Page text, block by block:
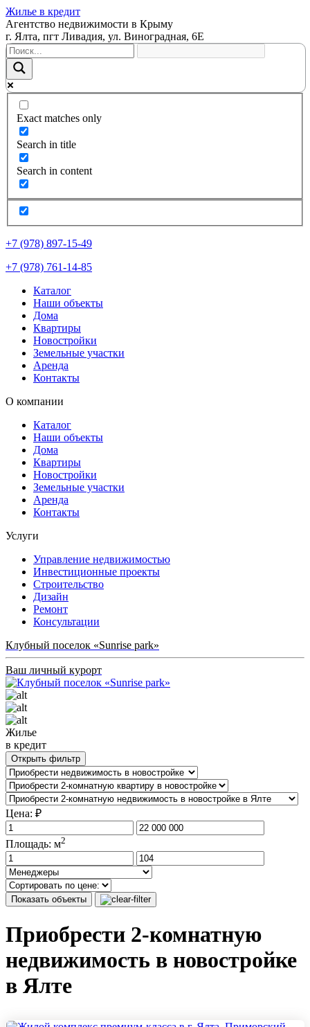
Жилье в кредит
Агентство недвижимости в Крыму
г. Ялта, пгт Ливадия, ул. Виноградная, 6Е
Exact matches only
Search in title
Search in content
+7 (978) 897-15-49
+7 (978) 761-14-85
Каталог
Наши объекты
Дома
Квартиры
Новостройки
Земельные участки
Аренда
Контакты
О компании
Каталог
Наши объекты
Дома
Квартиры
Новостройки
Земельные участки
Аренда
Контакты
Услуги
Управление недвижимостью
Инвестиционные проекты
Строительство
Дизайн
Ремонт
Консультации
Клубный поселок «Sunrise park»
Ваш личный курорт
Жилье
в кредит
Открыть фильтр
Цена: ₽
Площадь: м2
Показать объекты
Приобрести 2-комнатную
недвижимость в новостройке
в Ялте